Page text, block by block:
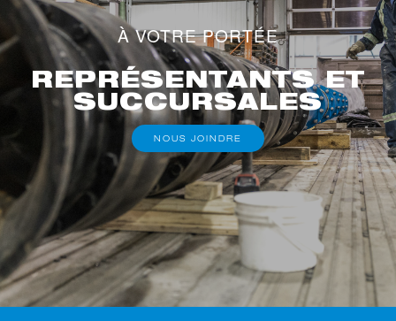
À VOTRE PORTÉE
REPRÉSENTANTS ET
SUCCURSALES
NOUS JOINDRE